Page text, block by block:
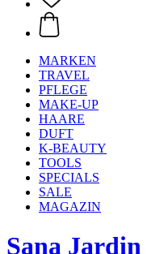
MARKEN
TRAVEL
PFLEGE
MAKE-UP
HAARE
DUFT
K-BEAUTY
TOOLS
SPECIALS
SALE
MAGAZIN
Sana Jardin